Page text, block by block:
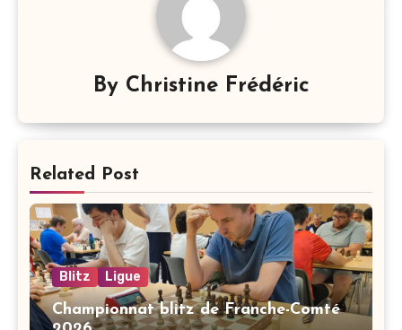
By Christine Frédéric
Related Post
Blitz Ligue
Championnat blitz de Franche-Comté